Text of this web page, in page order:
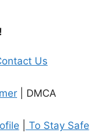
Us
| DMCA
To Stay Safe